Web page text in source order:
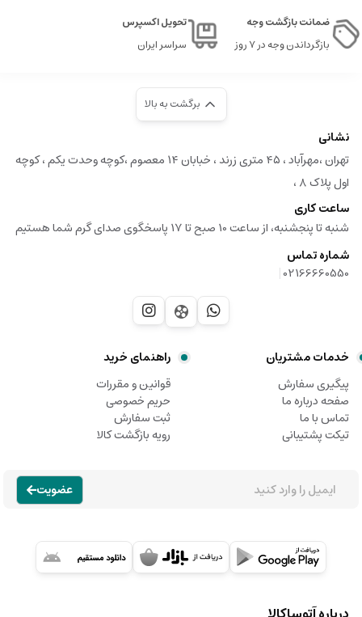
ضمانت بازگشت وجه
بازگرداندن وجه در ۷ روز
تحویل اکسپرس
سراسر ایران
برگشت به بالا
نشانی
تهران ،مهرآباد ، ۴۵ متری زرند ، خبابان ۱۴ معصوم ،کوچه وحدت یکم ، کوچه
اول پلاک ۸ ،
ساعت کاری
شنبه تا پنجشنبه، از ساعت 10 صبح تا 17 پاسخگوی صدای گرم شما هستیم
شماره تماس
02166660550
|
خدمات مشتریان
پیگیری سفارش
صفحه درباره ما
تماس با ما
تیکت پشتیبانی
راهنمای خرید
قوانین و مقررات
حریم خصوصی
ثبت سفارش
رویه بازگشت کالا
عضویت